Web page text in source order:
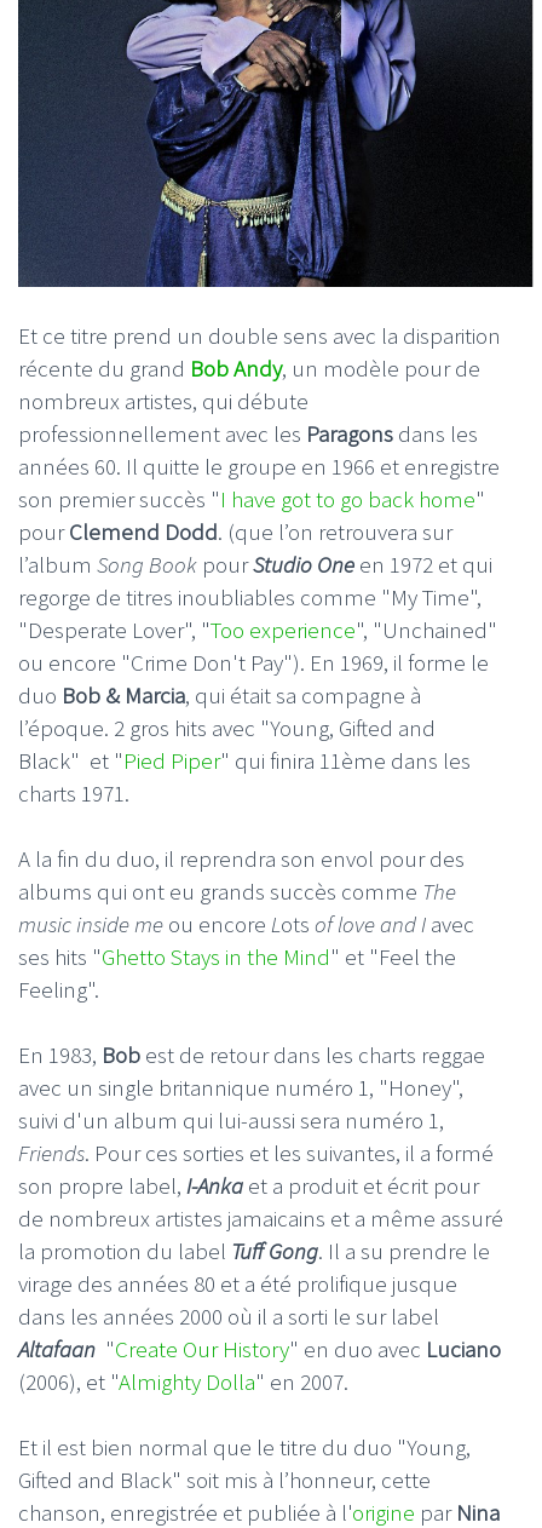
Et ce titre prend un double sens avec la disparition
récente du grand Bob Andy, un modèle pour de
nombreux artistes, qui débute
professionnellement avec les Paragons dans les
années 60. Il quitte le groupe en 1966 et enregistre
son premier succès "I have got to go back home"
pourClemend Dodd. (que l’on retrouvera sur
l’album Song Book pourStudio One en 1972 et qui
regorge de titres inoubliables comme "My Time",
"Desperate Lover", "Too experience", "Unchained"
ou encore "Crime Don't Pay"). En 1969, il forme le
duo Bob & Marcia, qui était sa compagne à
l’époque. 2 gros hits avec "Young, Gifted and
Black" et "Pied Piper" qui finira 11ème dans les
charts 1971.
A la fin du duo, il reprendra son envol pour des
albums qui ont eu grands succès comme The
music inside me ou encore L ots of love and I avec
ses hits "Ghetto Stays in the Mind" et "Feel the
Feeling".
En 1983, Bob est de retour dans les charts reggae
avec un single britannique numéro 1, "Honey",
suivi d'un album qui lui-aussi sera numéro 1,
Friends. Pour ces sorties et les suivantes, il a formé
son propre label, I-Anka et a produit et écrit pour
de nombreux artistes jamaicains et a même assuré
la promotion du label Tuff Gong. Il a su prendre le
virage des années 80 et a été prolifique jusque
dans les années 2000 où il a sorti le sur label
Altafaan "Create Our History" en duo avec Luciano
(2006), et "Almighty Dolla" en 2007.
Et il est bien normal que le titre du duo "Young,
Gifted and Black" soit mis à l’honneur, cette
chanson, enregistrée et publiée à l'origine par Nina